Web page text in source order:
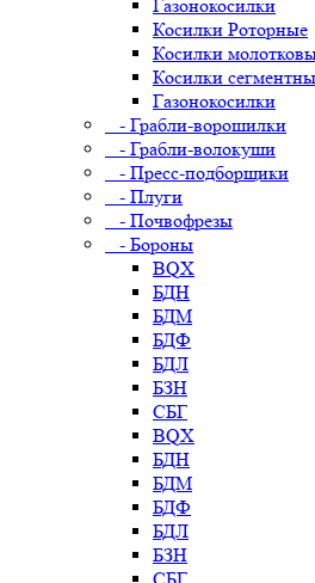
Газонокосилки
Косилки Роторные
Косилки
Косилки
Газонокосилки
- Грабли-ворошилки
- Грабли-волокуши
- Пресс-подборщики
- Плуги
- Почвофрезы
- Бороны
BQX
БДН
БДМ
БДФ
БДЛ
БЗН
СБГ
BQX
БДН
БДМ
БДФ
БДЛ
БЗН